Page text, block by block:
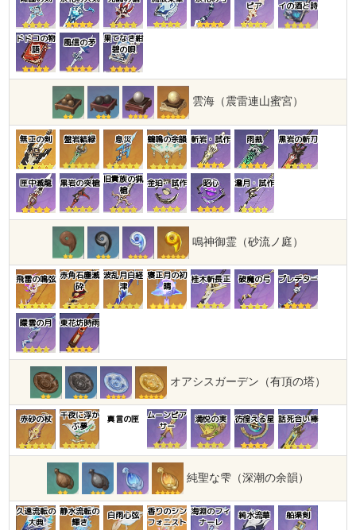
ピア
イの酒と詩
ドドコの物
語
風信の矛
果てなき紺
碧の唄
雲海（震雷連山蜜宮）
無工の剣 盤岩結緑 息災 鶴鳴の余韻 斬岩・試作 雨裁 黒岩の斬刀
匣中滅龍 黒岩の突槍 旧貴族の猟
槍
金珀・試作 昭心 澹月・試作
鳴神御霊（砂流ノ庭）
飛雷の鳴弦 赤角石塵滅
砕
波乱月白経
津
寝正月の初
晴
桂木斬長正 破魔の弓 プレデター
曚雲の月 東花坊時雨
オアシスガーデン（有頂の塔）
赤砂の杖
千夜に浮か
ぶ夢
真言の匣
ムーンピア
サー
満悦の実 彷徨える星 話死合い棒
純聖な雫（深潮の余韻）
久遠流転の
大典
静水流転の
輝き
白雨心弦
香りのシン
フォニスト
海淵のフィ
ナーレ
純水流華 船渠剣